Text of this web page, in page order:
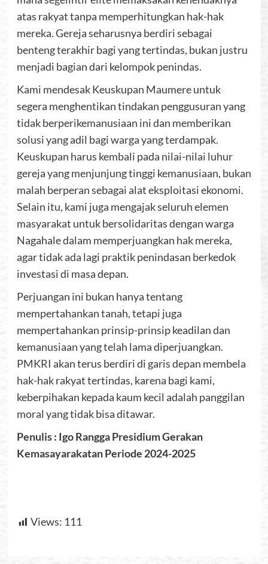
atas rakyat tanpa memperhitungkan hak-hak
mereka. Gereja seharusnya berdiri sebagai
benteng terakhir bagi yang tertindas, bukan justru
menjadi bagian dari kelompok penindas.
Kami mendesak Keuskupan Maumere untuk
segera menghentikan tindakan penggusuran yang
tidak berperikemanusiaan ini dan memberikan
solusi yang adil bagi warga yang terdampak.
Keuskupan harus kembali pada nilai-nilai luhur
gereja yang menjunjung tinggi kemanusiaan, bukan
malah berperan sebagai alat eksploitasi ekonomi.
Selain itu, kami juga mengajak seluruh elemen
masyarakat untuk bersolidaritas dengan warga
Nagahale dalam memperjuangkan hak mereka,
agar tidak ada lagi praktik penindasan berkedok
investasi di masa depan.
Perjuangan ini bukan hanya tentang
mempertahankan tanah, tetapi juga
mempertahankan prinsip-prinsip keadilan dan
kemanusiaan yang telah lama diperjuangkan.
PMKRI akan terus berdiri di garis depan membela
hak-hak rakyat tertindas, karena bagi kami,
keberpihakan kepada kaum kecil adalah panggilan
moral yang tidak bisa ditawar.
Penulis : Igo Rangga Presidium Gerakan
Kemasayarakatan Periode 2024-2025
Views: 111